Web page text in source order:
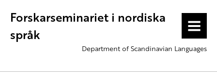
Forskarseminariet i nordiska
språk
MENU
Department of Scandinavian Languages